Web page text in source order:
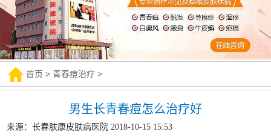
首页 >青春痘治疗 >
男生长青春痘怎么治疗好
来源：长春肤康皮肤病医院 2018-10-15 15:53